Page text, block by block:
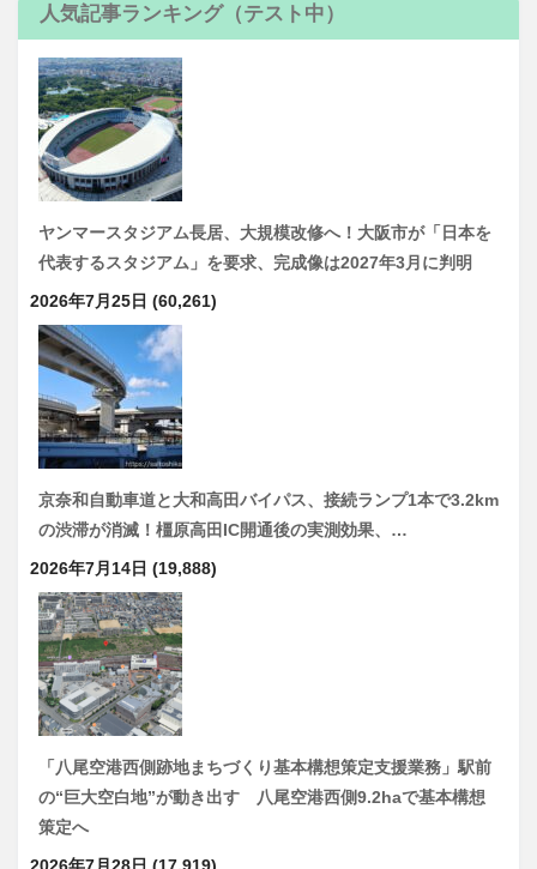
人気記事ランキング（テスト中）
ヤンマースタジアム長居、大規模改修へ！大阪市が「日本を
代表するスタジアム」を要求、完成像は2027年3月に判明
2026年7月25日 (60,261)
京奈和自動車道と大和高田バイパス、接続ランプ1本で3.2km
の渋滞が消滅！橿原高田IC開通後の実測効果、…
2026年7月14日 (19,888)
「八尾空港西側跡地まちづくり基本構想策定支援業務」駅前
の“巨大空白地”が動き出す 八尾空港西側9.2haで基本構想
策定へ
2026年7月28日 (17,919)